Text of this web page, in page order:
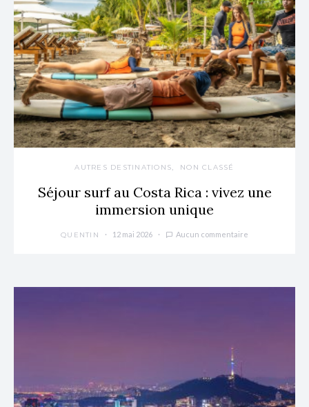
AUTRES DESTINATIONS NON CLASSÉ
Séjour surf au Costa Rica : vivez une
immersion unique
QUENTIN 12 mai 2026 Aucun commentaire